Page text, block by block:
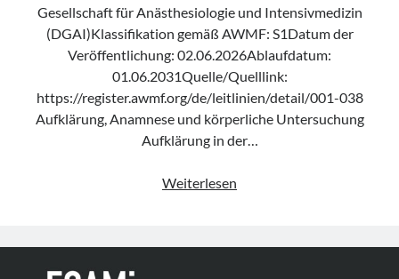
Gesellschaft für Anästhesiologie und Intensivmedizin
(DGAI)Klassifikation gemäß AWMF: S1Datum der
Veröffentlichung: 02.06.2026Ablaufdatum:
01.06.2031Quelle/Quelllink:
https://register.awmf.org/de/leitlinien/detail/001-038
Aufklärung, Anamnese und körperliche Untersuchung
Aufklärung in der…
Weiterlesen
Analgesie